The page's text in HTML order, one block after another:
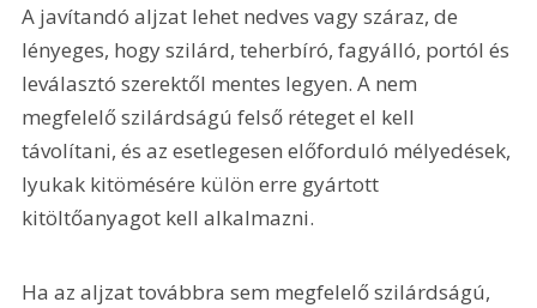
A javítandó aljzat lehet nedves vagy száraz, de
lényeges, hogy szilárd, teherbíró, fagyálló, portól és
leválasztó szerektől mentes legyen. A nem
megfelelő szilárdságú felső réteget el kell
távolítani, és az esetlegesen előforduló mélyedések,
lyukak kitömésére külön erre gyártott
kitöltőanyagot kell alkalmazni.
Ha az aljzat továbbra sem megfelelő szilárdságú,